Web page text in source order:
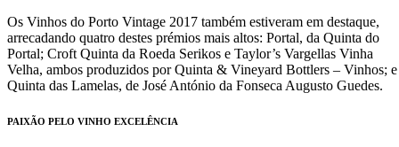
Os Vinhos do Porto Vintage 2017 também estiveram em destaque,
arrecadando quatro destes prémios mais altos: Portal, da Quinta do
Portal; Croft Quinta da Roeda Serikos e Taylor’s Vargellas Vinha
Velha, ambos produzidos por Quinta & Vineyard Bottlers – Vinhos; e
Quinta das Lamelas, de José António da Fonseca Augusto Guedes.
PAIXÃO PELO VINHO EXCELÊNCIA